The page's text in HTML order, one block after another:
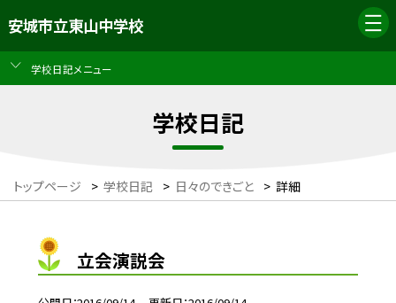
安城市立東山中学校
学校日記メニュー
学校日記
トップページ > 学校日記 > 日々のできごと > 詳細
立会演説会